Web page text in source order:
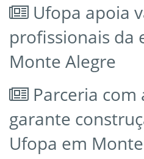
Ufopa apoia
profissionais da
Monte Alegre
Parceria
garante
Ufopa em